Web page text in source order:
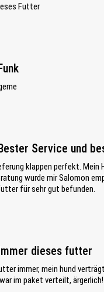
Futter
Service und
klappen perfekt. Mein
wurde mir Salomon
für sehr gut befunden.
dieses futter
immer, mein hund
im paket verteilt, ärgerlich!